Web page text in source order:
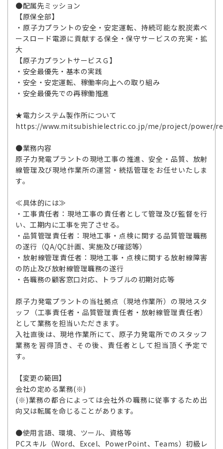
●配属先ミッション
【原保全部】
・原子力プラントの安全・安定運転、持続可能な脱炭素ベ
ースロード電源に貢献する保全・保守サービスの充実・拡
大
【原子力プラントサービスＧ】
・安全最優先・基本の実践
・安全・安定運転、稼働率向上への取り組み
・安全最優先での再稼働推進
★電力システム製作所について
https://www.mitsubishielectric.co.jp/me/project/power/
●業務内容
原子力発電プラントの現地工事の推進、安全・品質、放射
線管理及び現地作業所の運営・統括管理をお任せいたしま
す。
≪具体的には≫
・工事責任者：現地工事の責任者として管理及び監督を行
い、工期内に工事を完了させる。
・品質管理責任者：現地工事・点検に関する品質管理職務
の遂行（QA/QC計画、実施及び確認等）
・放射線管理責任者：現地工事・点検に関する放射線障害
の防止及び放射線管理職務の遂行
・各職務の顧客窓口対応、トラブルの初期対応等
原子力発電プラントの当社拠点（現地作業所）の現地スタ
ッフ（工事責任者・品質管理責任者・放射線管理責任者）
として業務を担当いただきます。
入社直後は、現地作業所にて、原子力発電所でのスタッフ
業務を習得頂き、その後、責任者として担当頂く予定で
す。
【変更の範囲】
会社の定める業務(※)
(※)業務の都合によっては会社外の職務に従事するため出
向又は転属を命じることがあります。
●使用言語、環境、ツール、資格等
PCスキル（Word、Excel、PowerPoint、Teams）初級レ